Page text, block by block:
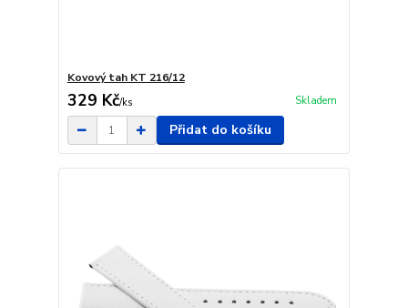
Kovový tah KT 216/12
329 Kč/ks Skladem
Přidat do košíku